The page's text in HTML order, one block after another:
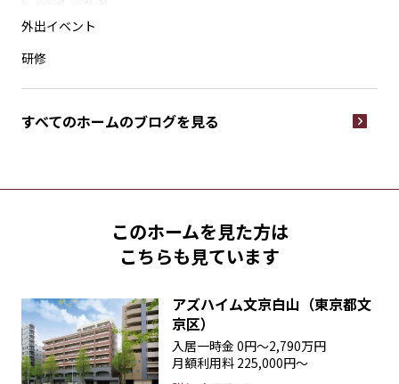
外出イベント
研修
すべてのホームのブログを見る
このホームを見た方は
こちらも見ています
アズハイム文京白山（東京都文
京区）
入居一時金 0円〜2,790万円
月額利用料 225,000円〜